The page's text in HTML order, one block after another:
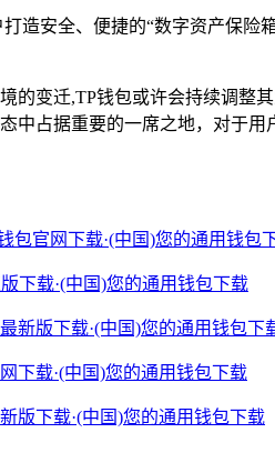
造安全、便捷的“数字资产保
的变迁,TP钱包或许会持续调整
中占据重要的一席之地，对于
包官网下载·(中国)您的通用钱包
下载·(中国)您的通用钱包下载
新版下载·(中国)您的通用钱包下
下载·(中国)您的通用钱包下载
版下载·(中国)您的通用钱包下载